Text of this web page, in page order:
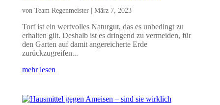
von Team Regenmeister| März 7, 2023
Torf ist ein wertvolles Naturgut, das es unbedingt zu
erhalten gilt. Deshalb ist es dringend zu vermeiden, für
den Garten auf damit angereicherte Erde
zurückzugreifen...
mehr lesen